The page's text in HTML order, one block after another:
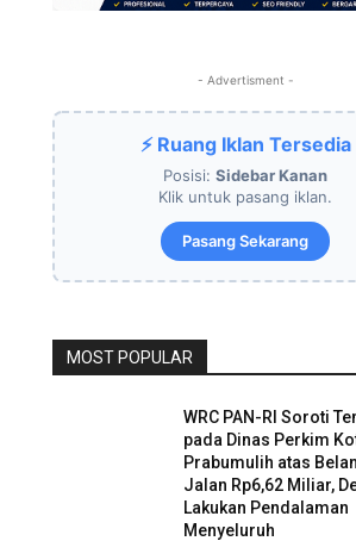
- Advertisment -
⚡ Ruang Iklan Tersedia
Posisi: Sidebar Kanan
Klik untuk pasang iklan.
Pasang Sekarang
MOST POPULAR
WRC PAN-RI Soroti
pada Dinas Perkim
Prabumulih atas
Jalan Rp6,62 Miliar,
Lakukan Pendalaman
Menyeluruh